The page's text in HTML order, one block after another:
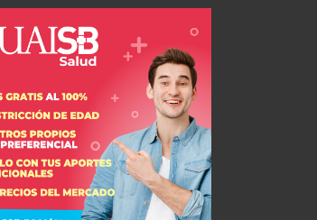
Último antecedente ante Newell's